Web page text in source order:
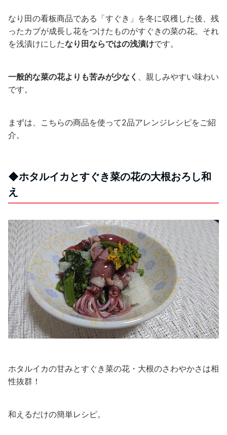
なり田の看板商品である「すぐき」を冬に収穫した後、残
ったカブが成長し花をつけたものがすぐきの菜の花。それ
を浅漬けにしたなり田ならではの浅漬けです。
一般的な菜の花よりも苦みが少なく
、親しみやすい味わい
です。
まずは、こちらの商品を使って2品アレンジレシピをご紹
介。
◆ホタルイカとすぐき菜の花の大根おろし和
え
ホタルイカの甘みとすぐき菜の花・大根のさわやかさは相
性抜群！
和えるだけの簡単レシピ。